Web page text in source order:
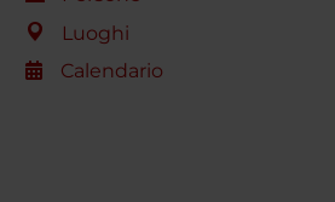
Luoghi
Calendario